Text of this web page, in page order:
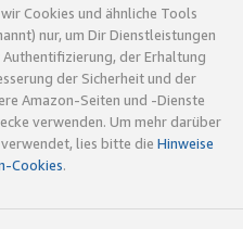
Cookies und ähnliche Tools
nur, um Dir Dienstleistungen
der Erhaltung
der Sicherheit und der
Amazon-Seiten und -Dienste
verwenden. Um mehr darüber
lies bitte die Hinweise
Cookies.